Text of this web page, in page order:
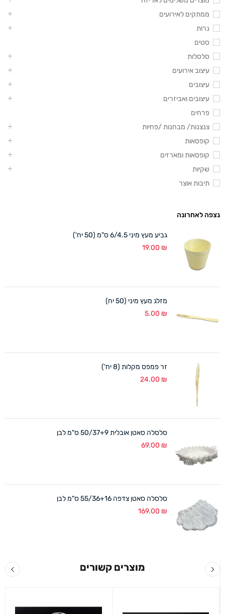
ממתקים לאירועים
נרות
סטים
סלסלות
עיצוב אירועים
עיצובים
עיצובים ואביזרים
פרחים
צנצנות/ מבחנות /פחיות
קופסאות
קופסאות ומארזים
שקיות
תיבות אוצר
נצפה לאחרונה
גביע מעץ מיני 6/4.5 ס"מ (50 יח')
19.00 ₪
מזלג מעץ מיני (50 יח)
5.00 ₪
זר פמפס מקלות (8 יח')
24.00 ₪
סלסלה סאטן אובלית 50/37+9 ס"מ לבן
69.00 ₪
סלסלה סאטן צדפה 55/36+16 ס"מ לבן
169.00 ₪
מוצרים קשורים